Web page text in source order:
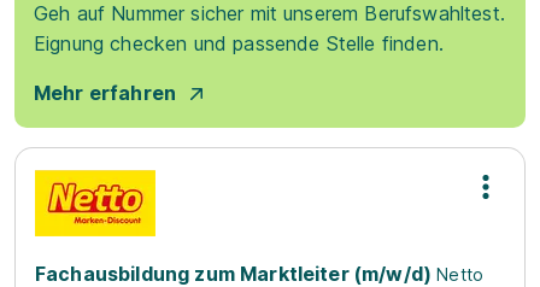
Geh auf Nummer sicher mit unserem Berufswahltest.
Eignung checken und passende Stelle finden.
Mehr erfahren
Fachausbildung zum Marktleiter (m/w/d) Netto